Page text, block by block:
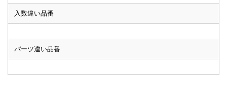
入数違い品番
パーツ違い品番